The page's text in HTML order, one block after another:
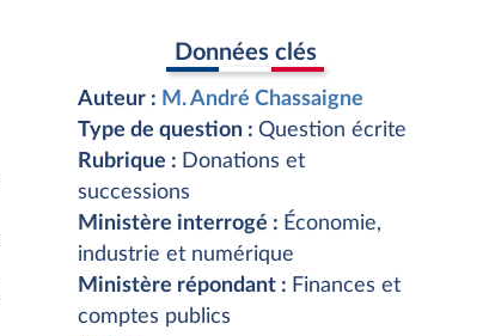
Données clés
Auteur : M. André Chassaigne
Type de question : Question écrite
Rubrique : Donations et
successions
Ministère interrogé : Économie,
industrie et numérique
Ministère répondant : Finances et
comptes publics